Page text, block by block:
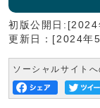
初版公開日
更新日：[2024年
ソーシャルサイト